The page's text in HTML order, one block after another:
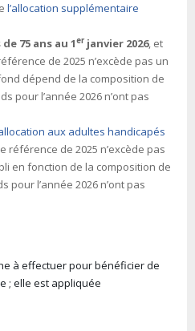
l’allocation supplémentaire
75 ans au 1er janvier 2026, et
de 2025 n’excède pas un
dépend de la composition de
pour l’année 2026 n’ont pas
aux adultes handicapés
référence de 2025 n’excède pas
en fonction de la composition de
l’année 2026 n’ont pas
à effectuer pour bénéficier de
; elle est appliquée